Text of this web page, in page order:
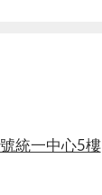
統一中心5樓